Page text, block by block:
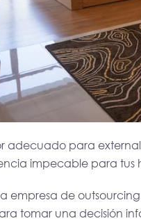
adecuado para
impecable para tus
empresa de
tomar una decisión